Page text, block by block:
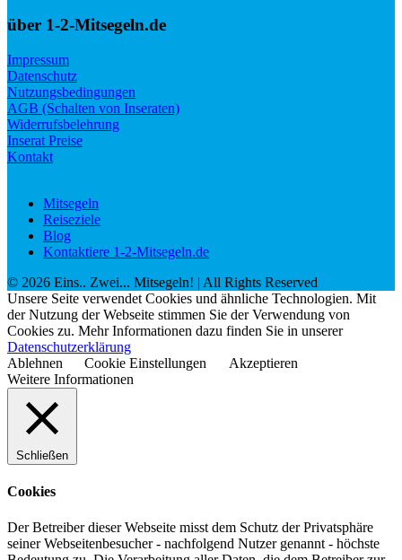
über 1-2-Mitsegeln.de
Impressum
Datenschutz
Nutzungsbedingungen
AGB (Schalten von Inseraten)
Widerrufsbelehrung
Inserat Preise
Kontakt
Mitsegeln
Reiseziele
Blog
Kontaktiere 1-2-Mitsegeln.de
© 2026 Eins.. Zwei... Mitsegeln! | All Rights Reserved
Unsere Seite verwendet Cookies und ähnliche Technologien. Mit
der Nutzung der Webseite stimmen Sie der Verwendung von
Cookies zu. Mehr Informationen dazu finden Sie in unserer
Datenschutzerklärung
Ablehnen
Cookie Einstellungen
Akzeptieren
Weitere Informationen
Schließen
Cookies
Der Betreiber dieser Webseite misst dem Schutz der Privatsphäre
seiner Webseitenbesucher - nachfolgend Nutzer genannt - höchste